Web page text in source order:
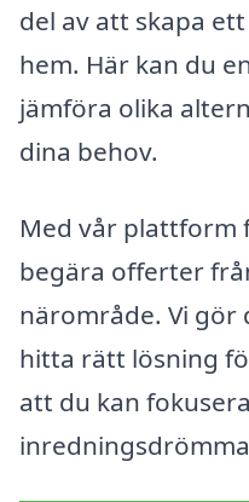
del av att skapa
hem. Här kan du
jämföra olika
dina behov.
Med vår plattform
begära offerter
närområde. Vi
hitta rätt lösning
att du kan